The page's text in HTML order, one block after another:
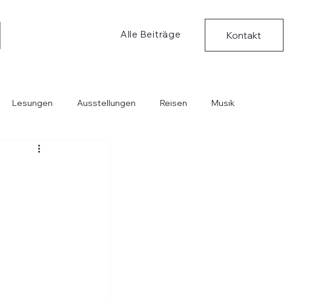
Alle Beiträge Kontakt
Lesungen Ausstellungen Reisen Musik